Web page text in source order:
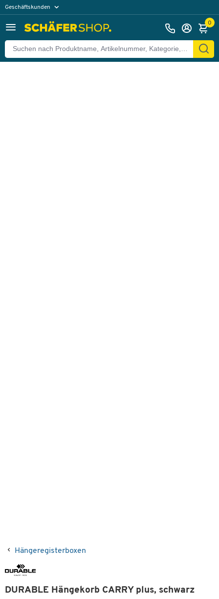
Geschäftskunden
0
Hängeregisterboxen
DURABLE Hängekorb CARRY plus, schwarz
Zurück